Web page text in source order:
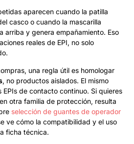
aparecen cuando la patilla
casco o cuando la mascarilla
arriba y genera empañamiento. Eso
reales de EPI, no solo
una regla útil es homologar
, no productos aislados. El mismo
de contacto continuo. Si quieres
otra familia de protección, resulta
selección de guantes de operador
ve cómo la compatibilidad y el uso
ficha técnica.